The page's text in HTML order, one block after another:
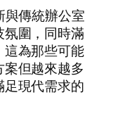
與傳統辦公室
圍，同時滿
這為那些可能
但越來越多
現代需求的